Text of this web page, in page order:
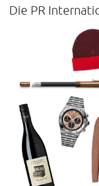
Claus Tyler
Galerie bei der Albertina
Galerie Kovacek & Zetter
Joji Hattori / Shiki
Julius Meinl
Die PR